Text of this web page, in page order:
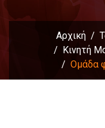
Αρχική
Κινητή
Ομάδα